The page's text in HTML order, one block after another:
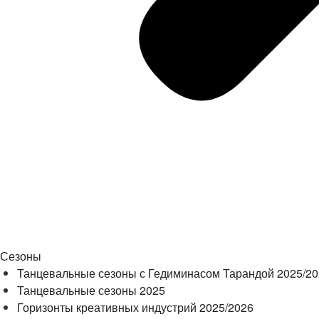
Сезоны
Танцевальные сезоны с Гедиминасом Тарандой 2025/
Танцевальные сезоны 2025
Горизонты креативных индустрий 2025/2026